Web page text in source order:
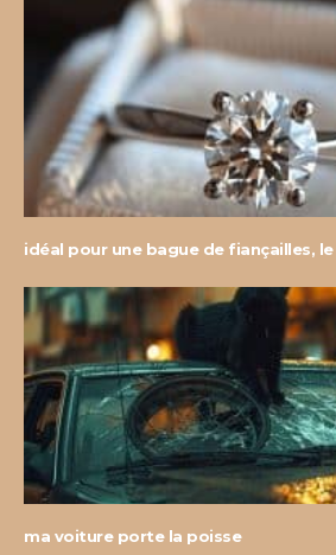
idéal pour une bague de fiançailles,
ma voiture porte la poisse